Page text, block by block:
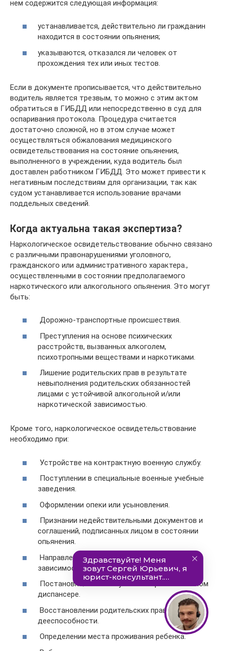
нем содержится следующая информация:
устанавливается, действительно ли гражданин
находится в состоянии опьянения;
указываются, отказался ли человек от
прохождения тех или иных тестов.
Если в документе прописывается, что действительно
водитель является трезвым, то можно с этим актом
обратиться в ГИБДД или непосредственно в суд для
оспаривания протокола. Процедура считается
достаточно сложной, но в этом случае может
осуществляться обжалования медицинского
освидетельствования на состояние опьянения,
выполненного в учреждении, куда водитель был
доставлен работником ГИБДД. Это может привести к
негативным последствиям для организации, так как
судом устанавливается использование врачами
поддельных сведений.
Когда актуальна такая экспертиза?
Наркологическое освидетельствование обычно связано
с различными правонарушениями уголовного,
гражданского или административного характера.,
осуществленными в состоянии предполагаемого
наркотического или алкогольного опьянения. Это могут
быть:
Дорожно-транспортные происшествия.
Преступления на основе психических
расстройств, вызванных алкоголем,
психотропными веществами и наркотиками.
Лишение родительских прав в результате
невыполнения родительских обязанностей
лицами с устойчивой алкогольной и/или
наркотической зависимостью.
Кроме того, наркологическое освидетельствование
необходимо при:
Устройстве на контрактную военную службу.
Поступлении в специальные военные учебные
заведения.
Оформлении опеки или усыновления.
Признании недействительными документов и
соглашений, подписанных лицом в состоянии
опьянения.
Направлении на принудительное лечение от
зависимости.
Постановке/снятии с учета в наркологическом
диспансере.
Восстановлении родительских прав и
дееспособности.
Определении места проживания ребенка.